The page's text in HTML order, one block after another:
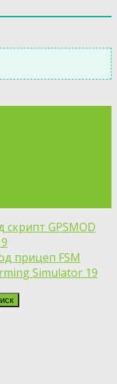
скрипт GPSMOD
прицеп FSM
Simulator 19